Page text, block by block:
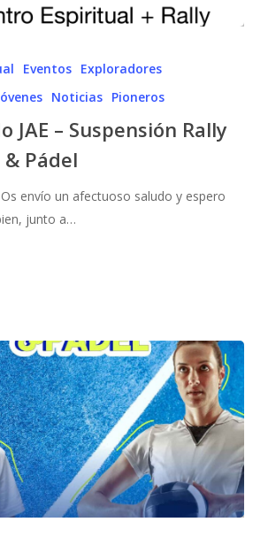
Eventos Exploradores
Noticias Pioneros
JAE – Suspensión Rally
Pádel
envío un afectuoso saludo y espero
junto a…